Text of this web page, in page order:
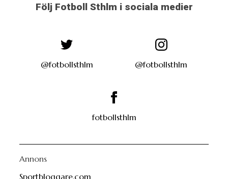
Följ Fotboll Sthlm i sociala medier
@fotbollsthlm @fotbollsthlm
fotbollsthlm
Annons
Sportbloggare.com